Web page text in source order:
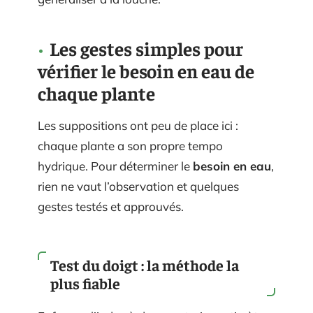
Les gestes simples pour
vérifier le besoin en eau de
chaque plante
Les suppositions ont peu de place ici :
chaque plante a son propre tempo
hydrique. Pour déterminer le besoin en eau,
rien ne vaut l’observation et quelques
gestes testés et approuvés.
Test du doigt : la méthode la
plus fiable